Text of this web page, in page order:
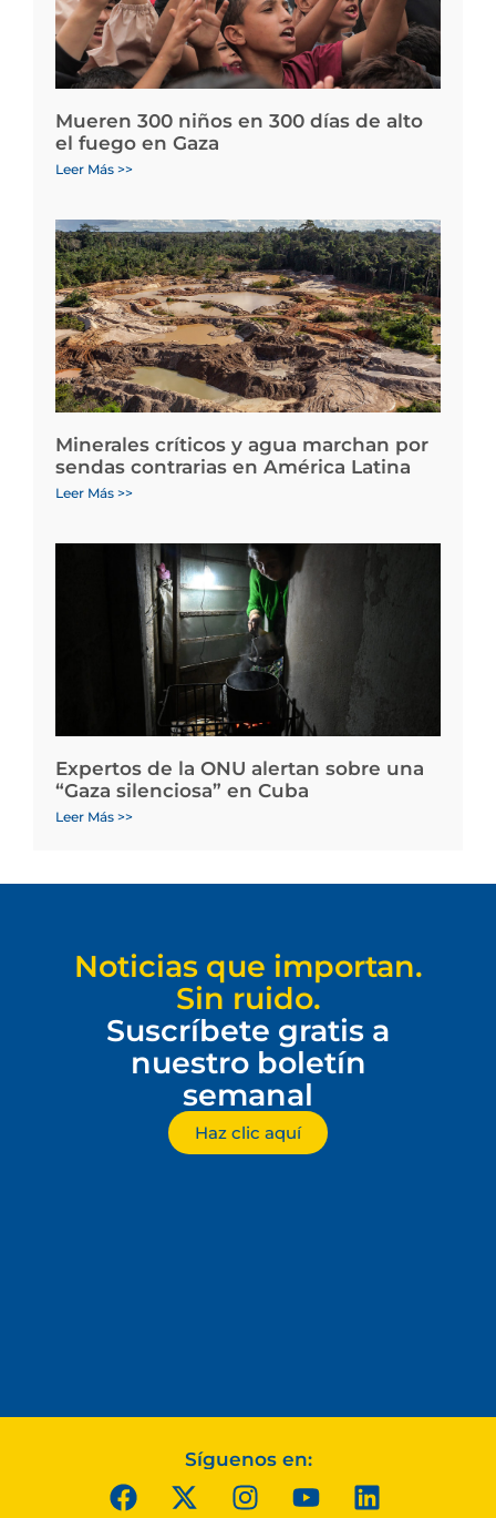
Mueren 300 niños en 300 días de alto
el fuego en Gaza
Leer Más >>
Minerales críticos y agua marchan por
sendas contrarias en América Latina
Leer Más >>
Expertos de la ONU alertan sobre una
“Gaza silenciosa” en Cuba
Leer Más >>
Noticias que importan.
Sin ruido.
Suscríbete gratis a
nuestro boletín
semanal
Haz clic aquí
Síguenos en: